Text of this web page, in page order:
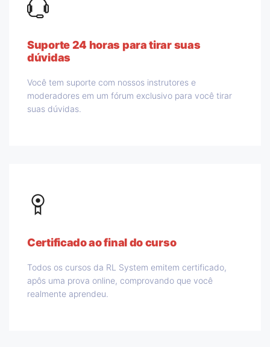
Suporte 24 horas para tirar suas
dúvidas
Você tem suporte com nossos instrutores e
moderadores em um fórum exclusivo para você tirar
suas dúvidas.
Certificado ao final do curso
Todos os cursos da RL System emitem certificado,
apôs uma prova online, comprovando que você
realmente aprendeu.